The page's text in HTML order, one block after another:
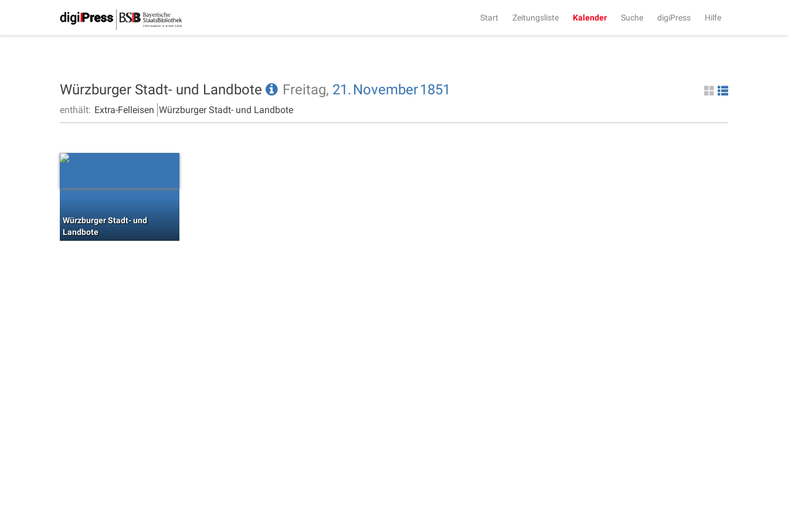
Start Zeitungsliste Kalender Suche digiPress Hilfe
Würzburger Stadt- und Landbote Freitag, 21. November1851
enthält: Extra-Felleisen Würzburger Stadt- und Landbote
Würzburger Stadt- und
Landbote